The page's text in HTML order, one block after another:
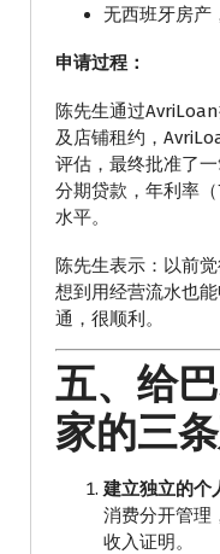
无西班牙房产
申请过程：
陈先生通过
及店铺租约，
评估，最终批准了
分期贷款，年利率
水平。
陈先生表示：以前
想到用经营流水也
通，很顺利。
五、给
家的三
建立独立的个
消费分开管理
收入证明。